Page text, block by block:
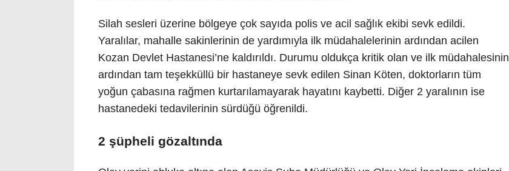
Silah sesleri üzerine bölgeye çok sayıda polis ve acil sağlık ekibi sevk edildi.
Yaralılar, mahalle sakinlerinin de yardımıyla ilk müdahalelerinin ardından acilen
Kozan Devlet Hastanesi’ne kaldırıldı. Durumu oldukça kritik olan ve ilk müdahalesinin
ardından tam teşekküllü bir hastaneye sevk edilen Sinan Köten, doktorların tüm
yoğun çabasına rağmen kurtarılamayarak hayatını kaybetti. Diğer 2 yaralının ise
hastanedeki tedavilerinin sürdüğü öğrenildi.
2 şüpheli gözaltında